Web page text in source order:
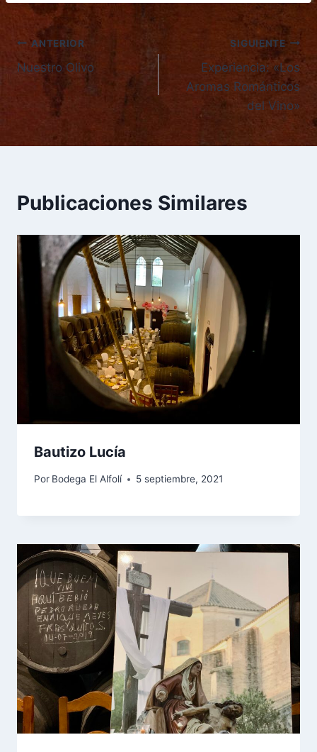
ANTERIOR
Nuestro Olivo
SIGUIENTE
Experiencia: «Los
Aromas Románticos
del Vino»
Publicaciones Similares
Bautizo Lucía
Por Bodega El Alfolí 5 septiembre, 2021